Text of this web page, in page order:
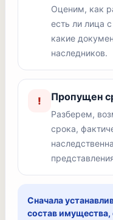
Оценим, как
есть ли лица
какие
наследников.
! Пропущен
Разберем,
срока,
Сначала
состав